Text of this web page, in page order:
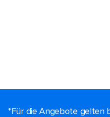
*Für die Angebote gelten